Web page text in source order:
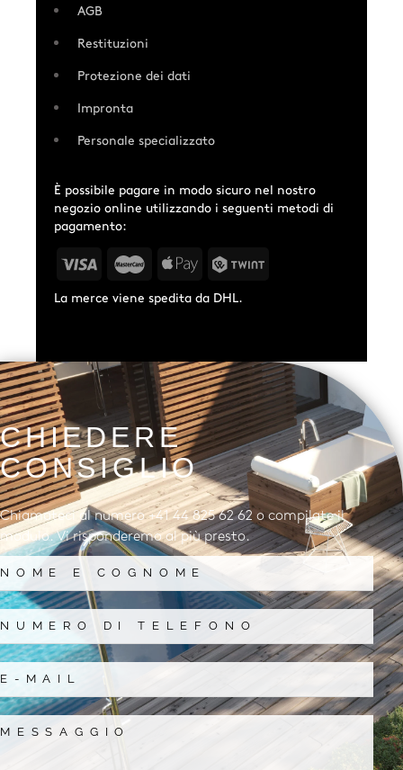
AGB
Restituzioni
Protezione dei dati
Impronta
Personale specializzato
È possibile pagare in modo sicuro nel nostro
negozio online utilizzando i seguenti metodi di
pagamento:
La merce viene spedita da DHL.
CHIEDERE
CONSIGLIO
Chiamateci al numero +41 44 825 62 62 o compilate il
modulo. Vi risponderemo al più presto.